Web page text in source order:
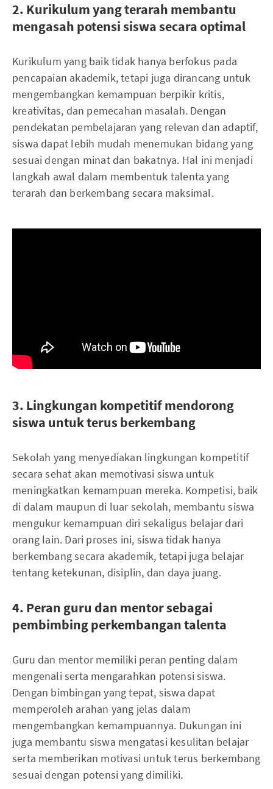
2. Kurikulum yang terarah membantu
mengasah potensi siswa secara optimal
Kurikulum yang baik tidak hanya berfokus pada
pencapaian akademik, tetapi juga dirancang untuk
mengembangkan kemampuan berpikir kritis,
kreativitas, dan pemecahan masalah. Dengan
pendekatan pembelajaran yang relevan dan adaptif,
siswa dapat lebih mudah menemukan bidang yang
sesuai dengan minat dan bakatnya. Hal ini menjadi
langkah awal dalam membentuk talenta yang
terarah dan berkembang secara maksimal.
3. Lingkungan kompetitif mendorong
siswa untuk terus berkembang
Sekolah yang menyediakan lingkungan kompetitif
secara sehat akan memotivasi siswa untuk
meningkatkan kemampuan mereka. Kompetisi, baik
di dalam maupun di luar sekolah, membantu siswa
mengukur kemampuan diri sekaligus belajar dari
orang lain. Dari proses ini, siswa tidak hanya
berkembang secara akademik, tetapi juga belajar
tentang ketekunan, disiplin, dan daya juang.
4. Peran guru dan mentor sebagai
pembimbing perkembangan talenta
Guru dan mentor memiliki peran penting dalam
mengenali serta mengarahkan potensi siswa.
Dengan bimbingan yang tepat, siswa dapat
memperoleh arahan yang jelas dalam
mengembangkan kemampuannya. Dukungan ini
juga membantu siswa mengatasi kesulitan belajar
serta memberikan motivasi untuk terus berkembang
sesuai dengan potensi yang dimiliki.